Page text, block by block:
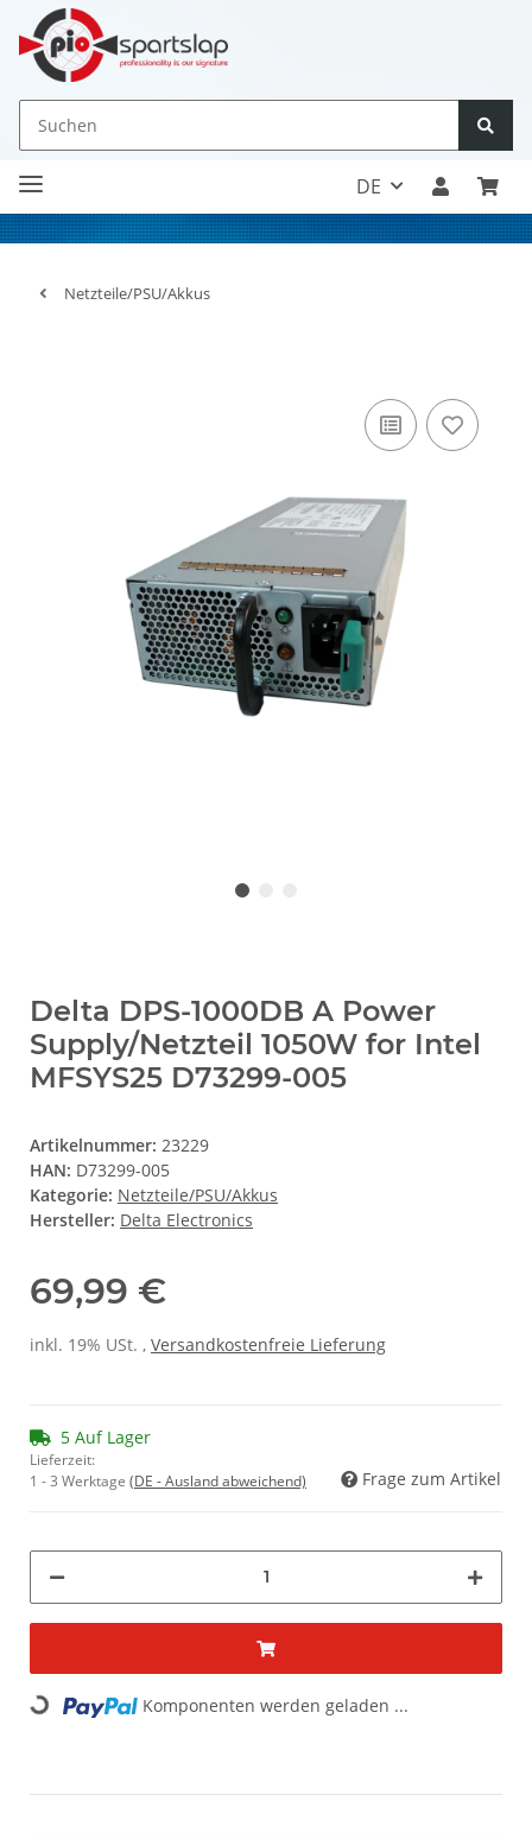
DE
Netzteile/PSU/Akkus
Delta DPS-1000DB A Power
Supply/Netzteil 1050W for Intel
MFSYS25 D73299-005
Artikelnummer: 23229
HAN: D73299-005
Kategorie: Netzteile/PSU/Akkus
Hersteller: Delta Electronics
69,99 €
inkl. 19% USt. , Versandkostenfreie Lieferung
5 Auf Lager
Lieferzeit:
1 - 3 Werktage (DE - Ausland abweichend) Frage zum Artikel
Loading... Komponenten werden geladen ...